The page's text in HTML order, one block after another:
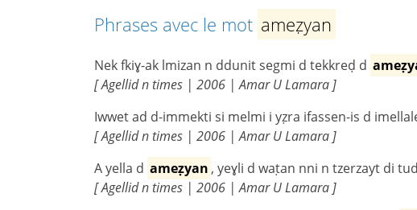
Phrases avec le mot ameẓyan
Nek fkiɣ-ak lmizan n ddunit segmi d tekkreḍ d
[ Agellid n times | 2006 | Amar U Lamara ]
Iwwet ad d-immekti si melmi i yẓra ifassen-is d
[ Agellid n times | 2006 | Amar U Lamara ]
A yella d ameẓyan , yeɣli d waṭan nni n tzerzayt di
[ Agellid n times | 2006 | Amar U Lamara ]